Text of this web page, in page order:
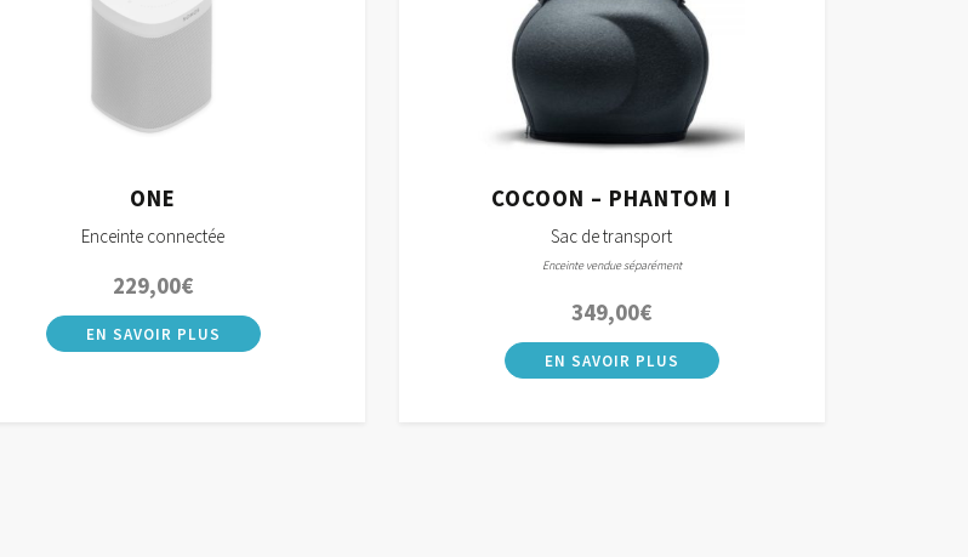
ONE
Enceinte connectée
229,00€
COCOON – PHANTOM I
Sac de transport
Enceinte vendue séparément
349,00€